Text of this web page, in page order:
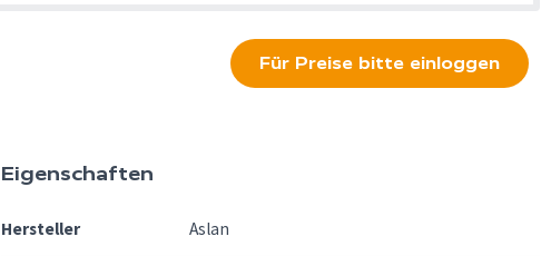
Für Preise bitte einloggen
Eigenschaften
Hersteller Aslan